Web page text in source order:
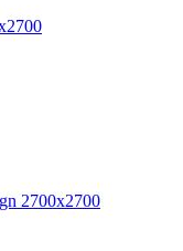
2700x2700